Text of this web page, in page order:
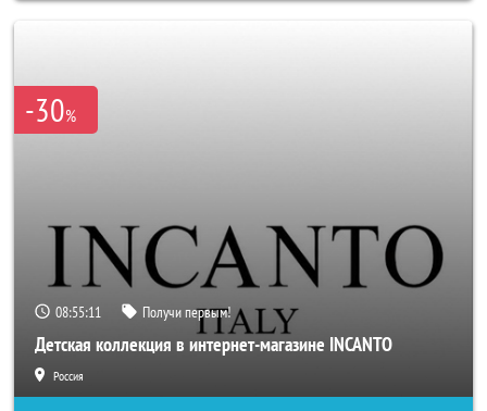
-30%
08:55:09 Получи первым!
Детская коллекция в интернет-магазине INCANTO
Россия